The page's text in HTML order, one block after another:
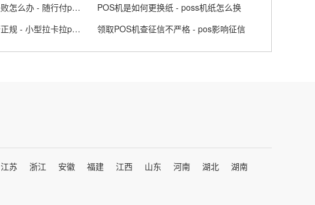
随行付POS机刷卡失败怎么办 - 随行付pos不能用了吗?
POS机是如何更换纸 - poss机纸怎么换
拉卡拉小POS机是否正规 - 小型拉卡拉pos机 领取POS机查征信不严格 - pos影响征信
江苏 浙江 安徽 福建 江西 山东 河南 湖北
湖南